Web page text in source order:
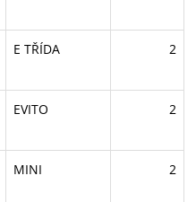
E TŘÍDA 2
EVITO 2
MINI 2